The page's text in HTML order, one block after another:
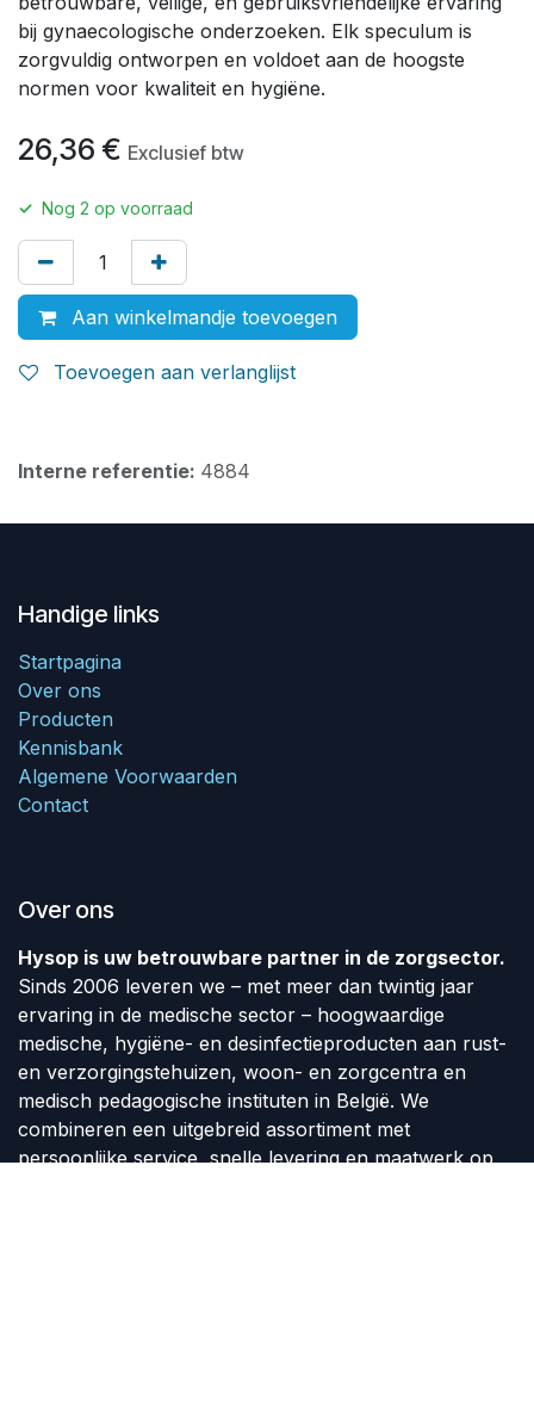
bij gynaecologische onderzoeken. Elk speculum is
zorgvuldig ontworpen en voldoet aan de hoogste
normen voor kwaliteit en hygiëne.
26,36 € Exclusief btw
✓ Nog 2 op voorraad
Aan winkelmandje toevoegen
Toevoegen aan verlanglijst
Interne referentie: 4884
Handige links
Startpagina
Over ons
Producten
Kennisbank
Algemene Voorwaarden
Contact
Over ons
Hysop is uw betrouwbare partner in de zorgsector.
Sinds 2006 leveren we – met meer dan twintig jaar
ervaring in de medische sector – hoogwaardige
medische, hygiëne- en desinfectieproducten aan rust-
en verzorgingstehuizen, woon- en zorgcentra en
medisch pedagogische instituten in België. We
combineren een uitgebreid assortiment met
persoonlijke service, snelle levering en maatwerk op